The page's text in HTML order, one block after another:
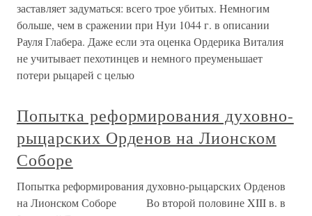
заставляет задуматься: всего трое убитых. Немногим
больше, чем в сражении при Нуи 1044 г. в описании
Рауля Глабера. Даже если эта оценка Ордерика Виталия
не учитывает пехотинцев и немного преуменьшает
потери рыцарей с целью
Попытка реформирования духовно-
рыцарских Орденов на Лионском
Соборе
Попытка реформирования духовно-рыцарских Орденов
на Лионском Соборе Во второй половине XIII в. в